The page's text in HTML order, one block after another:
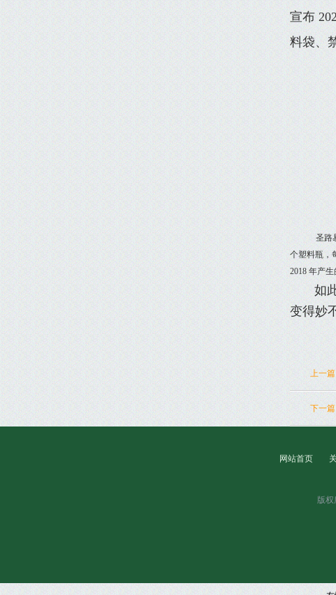
宣布
料袋、
圣路
个塑料瓶，
2018 年产
如此
变得妙
上一
下一
网站首页
版